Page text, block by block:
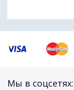
Мы в соцсетях: